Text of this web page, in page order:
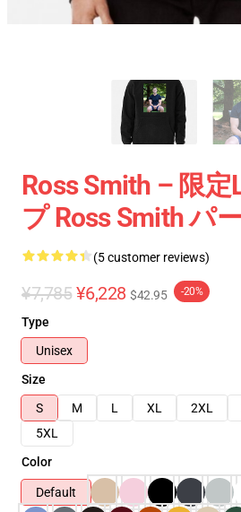
Ross Smith – 限定
プ Ross Smith パ
(5 customer reviews)
¥7,785 ¥6,228 $42.95 -20%
Type
Unisex
Size
S
M L XL 2XL
5XL
Color
Default